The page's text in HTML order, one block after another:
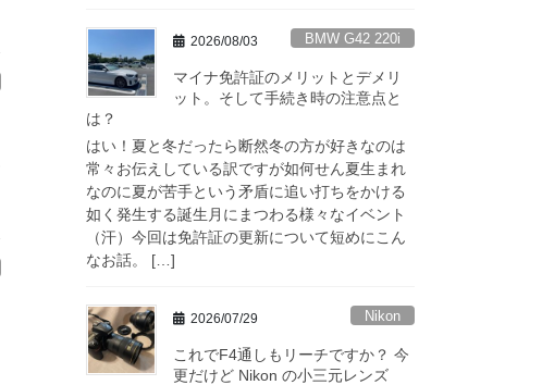
2026/08/03 BMW G42 220i
マイナ免許証のメリットとデメリ
ット。そして手続き時の注意点と
は？
はい！夏と冬だったら断然冬の方が好きなのは
常々お伝えしている訳ですが如何せん夏生まれ
なのに夏が苦手という矛盾に追い打ちをかける
如く発生する誕生月にまつわる様々なイベント
（汗）今回は免許証の更新について短めにこん
なお話。 […]
2026/07/29 Nikon
これでF4通しもリーチですか？ 今
更だけど Nikon の小三元レンズ